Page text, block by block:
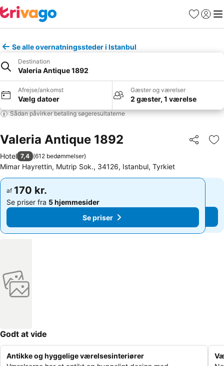
Favoritter
Log ind
Se alle overnatningssteder i Istanbul
Destination
Valeria Antique 1892
Afrejse/ankomst
Vælg datoer
Gæster og værelser
2 gæster, 1 værelse
Sådan påvirker betaling søgeresultaterne
Valeria Antique 1892 Del
Hotel 7,4 (612 bedømmelser)
Mimar Hayrettin, Mutrip Sok., 34126, Istanbul, Tyrkiet
af 170 kr.
Se priser fra 5 hjemmesider
Se priser
af 170 kr.
Se priser fra 5 hjemmesider
Se priser
Godt at vide
Antikke og hyggelige værelsesinteriører